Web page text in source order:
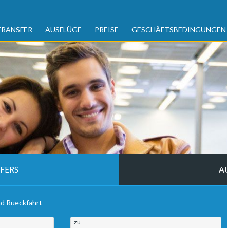
AUSFLÜGE PREISE GESCHÄFTSBEDINGUNGEN
Rueckfahrt
zu